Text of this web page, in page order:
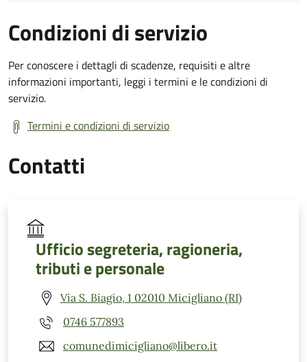
Condizioni di servizio
Per conoscere i dettagli di scadenze, requisiti e altre
informazioni importanti, leggi i termini e le condizioni di
servizio.
Termini e condizioni di servizio
Contatti
Ufficio segreteria, ragioneria,
tributi e personale
Via S. Biagio, 1 02010 Micigliano (RI)
0746 577893
comunedimicigliano@libero.it